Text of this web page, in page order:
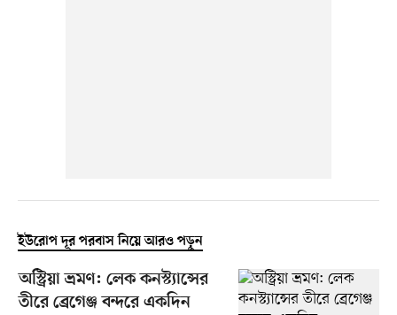
ইউরোপ দূর পরবাস নিয়ে আরও পড়ুন
অস্ট্রিয়া ভ্রমণ: লেক কনস্ট্যান্সের
তীরে ব্রেগেঞ্জ বন্দরে একদিন